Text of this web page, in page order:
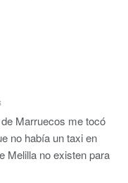
Marruecos me tocó
no había un taxi en
Melilla no existen para